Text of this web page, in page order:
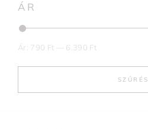
ÁR
SZŰRÉS
Ár: 790 Ft 6.390 Ft